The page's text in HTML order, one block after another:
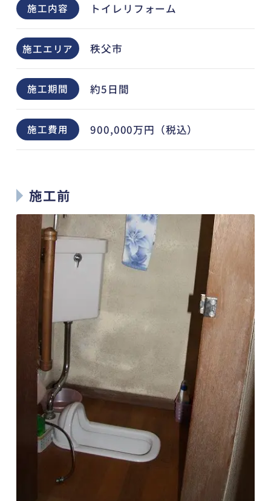
施工内容 トイレリフォーム
施工エリア 秩父市
施工期間 約5日間
施工費用 900,000万円（税込）
施工前